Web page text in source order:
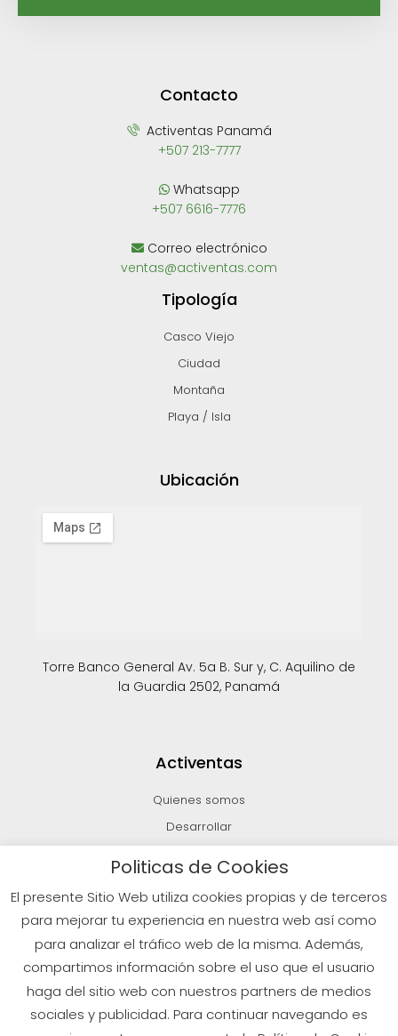
Contacto
Activentas Panamá
+507 213-7777
Whatsapp
+507 6616-7776
Correo electrónico
ventas@activentas.com
Tipología
Casco Viejo
Ciudad
Montaña
Playa / Isla
Ubicación
Torre Banco General Av. 5a B. Sur y, C. Aquilino de
la Guardia 2502, Panamá
Activentas
Quienes somos
Desarrollar
Blog
Políticas de PrivacidadAviso LegalPolítica de Cookies
Politicas de Cookies
El presente Sitio Web utiliza cookies propias y de terceros
para mejorar tu experiencia en nuestra web así como
para analizar el tráfico web de la misma. Además,
compartimos información sobre el uso que el usuario
haga del sitio web con nuestros partners de medios
sociales y publicidad. Para continuar navegando es